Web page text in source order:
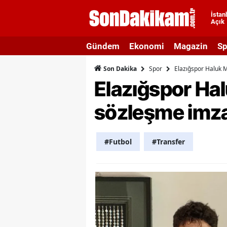
Açık
Gündem Ekonomi Magazin
Son Dakika Spor Elazığspor Haluk
Elazığspor
sözleşme
#Futbol #Transfer